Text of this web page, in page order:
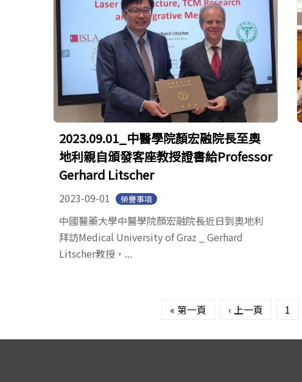
2023.09.01_中醫學院顏宏融院長至奧
地利親自頒發客座教授證書給Professor
Gerhard Litscher
2023-09-01 榮譽事項
中國醫藥大學中醫學院顏宏融院長近日到奧地利
拜訪Medical University of Graz _ Gerhard
Litscher教授，...
« 第一頁 ‹ 上一頁 1